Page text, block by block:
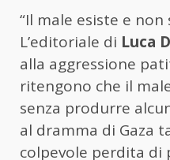
“Il male esiste e non
L’editoriale di Luca
alla aggressione
ritengono che il
senza produrre
al dramma di Gaza
colpevole perdita di